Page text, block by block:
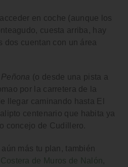
en coche (aunque los
cuesta arriba, hay
dos cuentan con un área
(o desde una pista a
por la carretera de la
llegar caminando hasta El
centenario que habita ya
concejo de Cudillero.
más tu plan, también
de Muros de Nalón
,